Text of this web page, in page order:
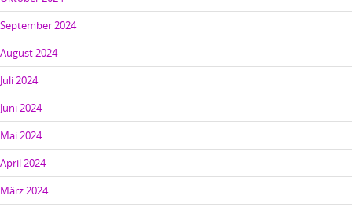
September 2024
August 2024
Juli 2024
Juni 2024
Mai 2024
April 2024
März 2024